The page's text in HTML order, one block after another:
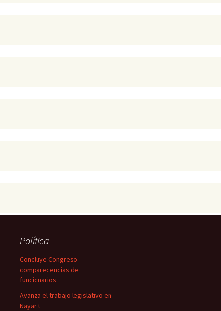
Política
Concluye Congreso
comparecencias de
funcionarios
Avanza el trabajo legislativo en
Nayarit